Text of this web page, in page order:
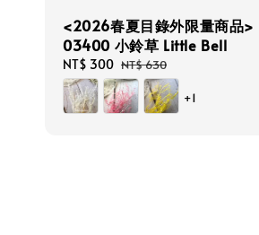
<2026春夏目錄外限量商品>
03400 小鈴草 Little Bell
Sale
price
NT$ 300 Regular
price
NT$ 630
+1